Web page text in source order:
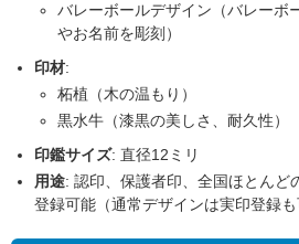
バレーボールデザイン（バレーボ
やお名前を彫刻）
印材:
柘植（木の温もり）
黒水牛（漆黒の美しさ、耐久性）
印鑑サイズ: 直径12ミリ
用途: 認印、保護者印、全国ほとんど
登録可能（通常デザインは実印登録も